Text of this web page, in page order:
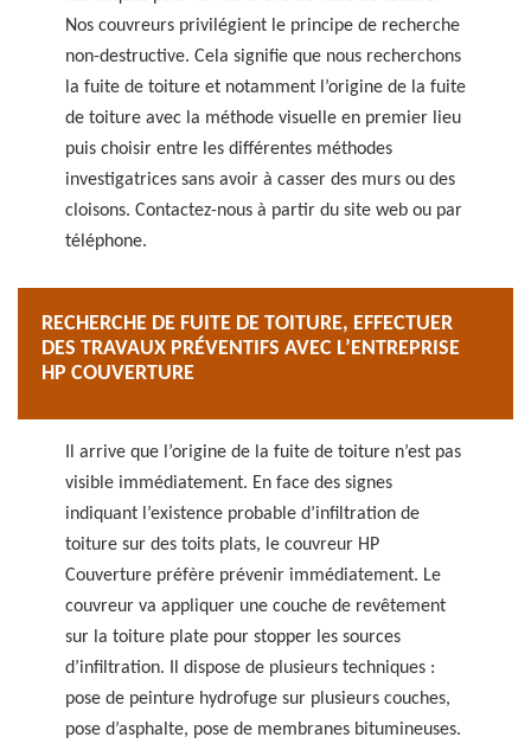
Nos couvreurs privilégient le principe de recherche
non-destructive. Cela signifie que nous recherchons
la fuite de toiture et notamment l’origine de la fuite
de toiture avec la méthode visuelle en premier lieu
puis choisir entre les différentes méthodes
investigatrices sans avoir à casser des murs ou des
cloisons. Contactez-nous à partir du site web ou par
téléphone.
RECHERCHE DE FUITE DE TOITURE, EFFECTUER
DES TRAVAUX PRÉVENTIFS AVEC L’ENTREPRISE
HP COUVERTURE
Il arrive que l’origine de la fuite de toiture n’est pas
visible immédiatement. En face des signes
indiquant l’existence probable d’infiltration de
toiture sur des toits plats, le couvreur HP
Couverture préfère prévenir immédiatement. Le
couvreur va appliquer une couche de revêtement
sur la toiture plate pour stopper les sources
d’infiltration. Il dispose de plusieurs techniques :
pose de peinture hydrofuge sur plusieurs couches,
pose d’asphalte, pose de membranes bitumineuses.